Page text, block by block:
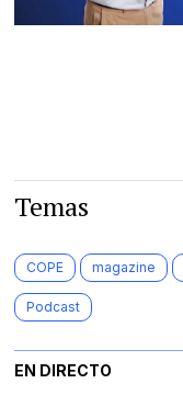
Temas
COPE magazine
Podcast
EN DIRECTO